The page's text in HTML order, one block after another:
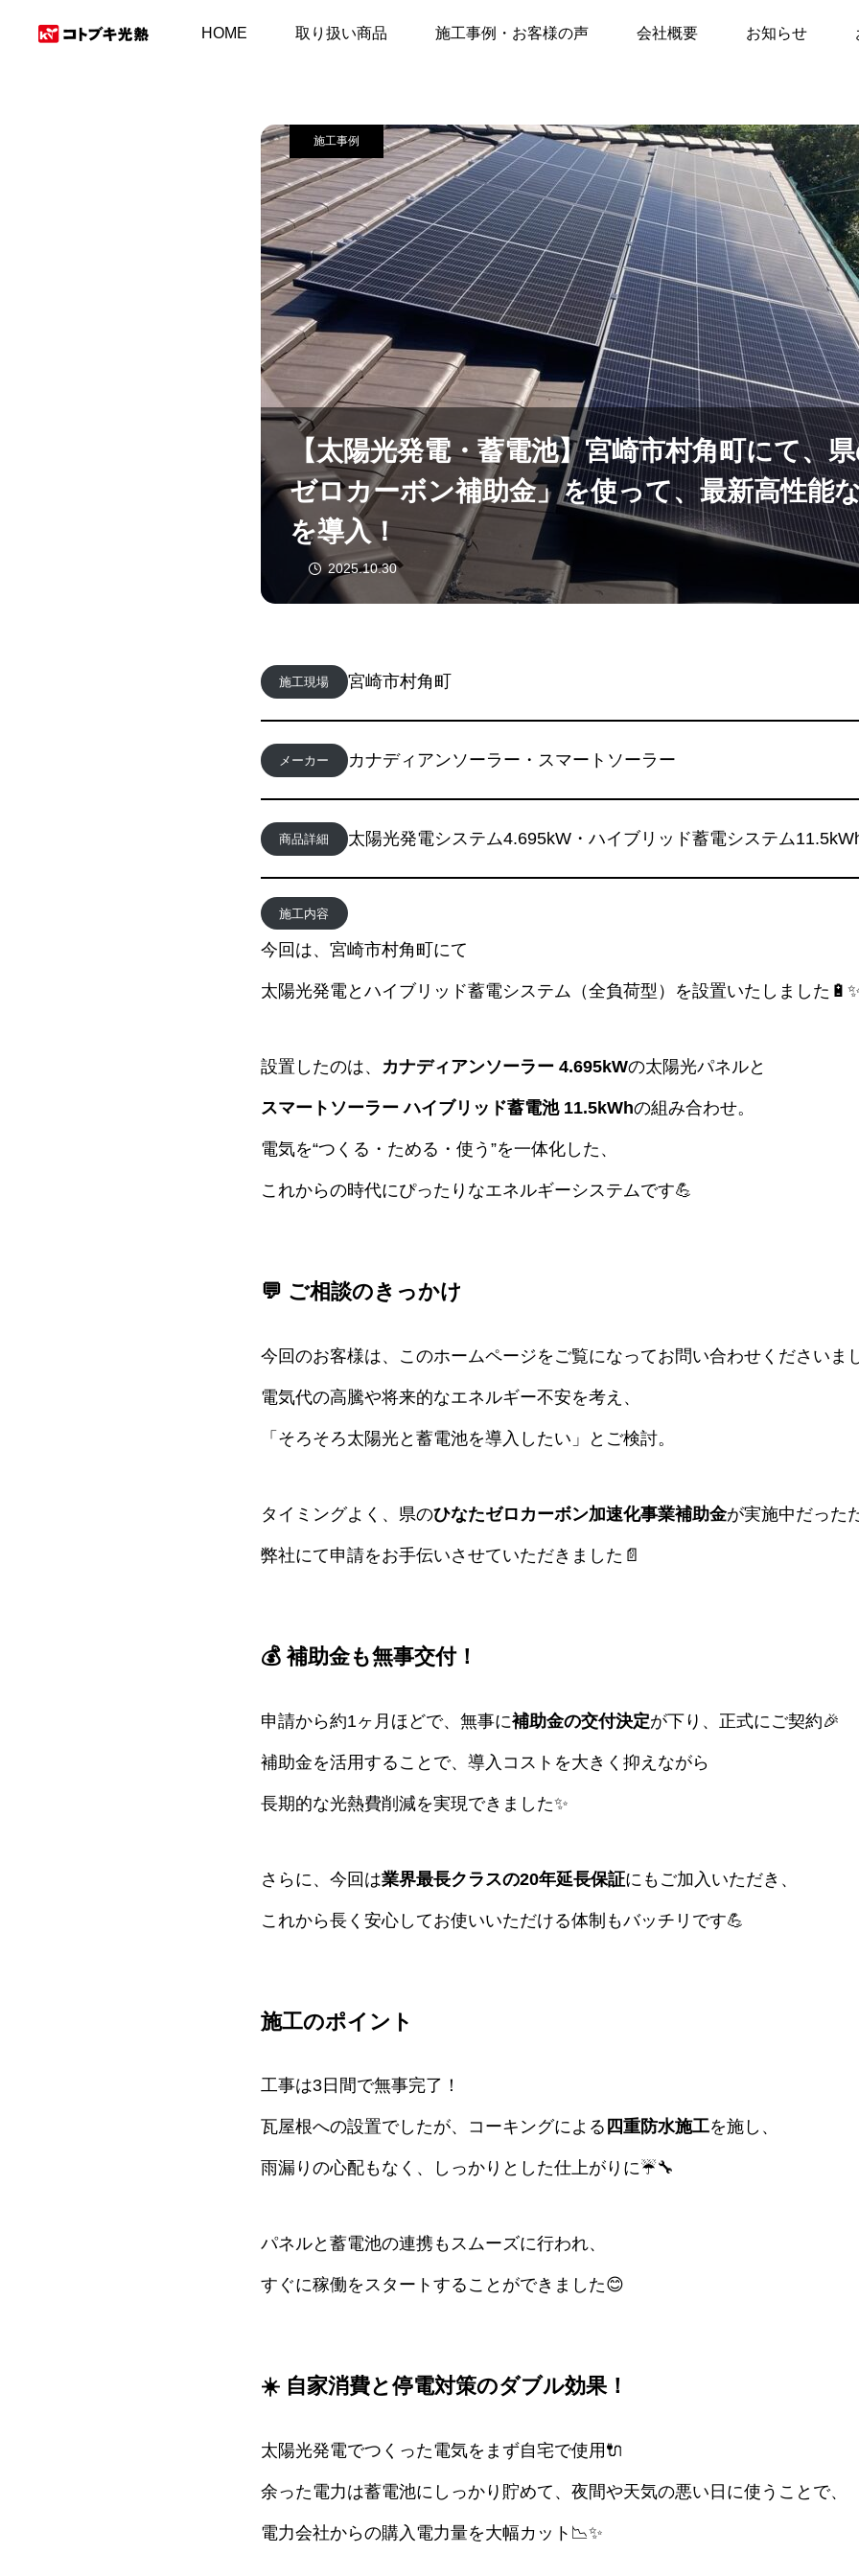
HOME 取り扱い商品 施工事例・お客様の声 会社概要 お知らせ
施工事例＆お客様の声 施工事例 【太陽光発電・蓄電池】宮崎市村角町にて、県の「ひなたゼロカーボン補助金」
【太陽光発電・蓄電池】宮崎市村角町にて、
ゼロカーボン補助金」を使って、最新高性能
を導入！
2025.10.30
施工事例
施工現場 宮崎市村角町
メーカー カナディアンソーラー・スマートソーラー
商品詳細 太陽光発電システム4.695kW・ハイブリッド蓄電システム
施工内容
今回は、宮崎市村角町にて
太陽光発電とハイブリッド蓄電システム（全負荷型）を設置いたしました
設置したのは、 カナディアンソーラー 4.695kWの太陽光パネルと
スマートソーラー ハイブリッド蓄電池 11.5kWhの組み合わせ。
電気を“つくる・ためる・使う”を一体化した、
これからの時代にぴったりなエネルギーシステムです💪
💬 ご相談のきっかけ
今回のお客様は、このホームページをご覧になってお問い合わせくださいま
電気代の高騰や将来的なエネルギー不安を考え、
「そろそろ太陽光と蓄電池を導入したい」とご検討。
タイミングよく、県のひなたゼロカーボン加速化事業補助金が実施中だった
弊社にて申請をお手伝いさせていただきました📄
💰 補助金も無事交付！
申請から約1ヶ月ほどで、無事に補助金の交付決定が下り、正式にご契約🎉
補助金を活用することで、導入コストを大きく抑えながら
長期的な光熱費削減を実現できました✨
さらに、今回は業界最長クラスの20年延長保証にもご加入いただき、
これから長く安心してお使いいただける体制もバッチリです💪
施工のポイント
工事は3日間で無事完了！
瓦屋根への設置でしたが、コーキングによる 四重防水施工を施し、
雨漏りの心配もなく、しっかりとした仕上がりに☔🔧
パネルと蓄電池の連携もスムーズに行われ、
すぐに稼働をスタートすることができました😊
☀️ 自家消費と停電対策のダブル効果！
太陽光発電でつくった電気をまず自宅で使用🔌
余った電力は蓄電池にしっかり貯めて、夜間や天気の悪い日に使うことで、
電力会社からの購入電力量を大幅カット📉✨